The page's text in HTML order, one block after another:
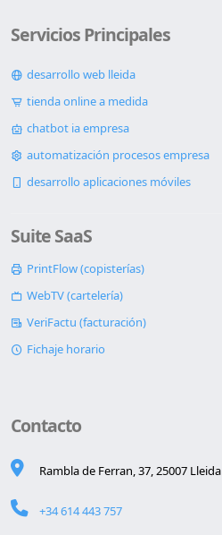
Servicios Principales
desarrollo web lleida
tienda online a medida
chatbot ia empresa
automatización procesos empresa
desarrollo aplicaciones móviles
Suite SaaS
PrintFlow (copisterías)
WebTV (cartelería)
VeriFactu (facturación)
Fichaje horario
Contacto
Rambla de Ferran, 37, 25007 Lleida
+34 614 443 757